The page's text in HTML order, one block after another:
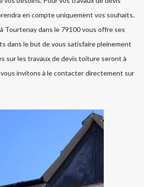
en compte uniquement vos souhaits.
Tourtenay dans le 79100 vous offre ses
dans le but de vous satisfaire pleinement
sur les travaux de devis toiture seront à
vous invitons à le contacter directement sur